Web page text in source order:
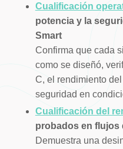
Cualificación
potencia y la
Smart
Confirma que cada
como se diseñó,
C, el rendimiento
seguridad en
Cualificación del
probados en flujos
Demuestra una